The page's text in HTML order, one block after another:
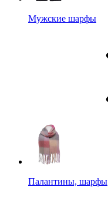
Мужские шарфы
Палантины, шарфы